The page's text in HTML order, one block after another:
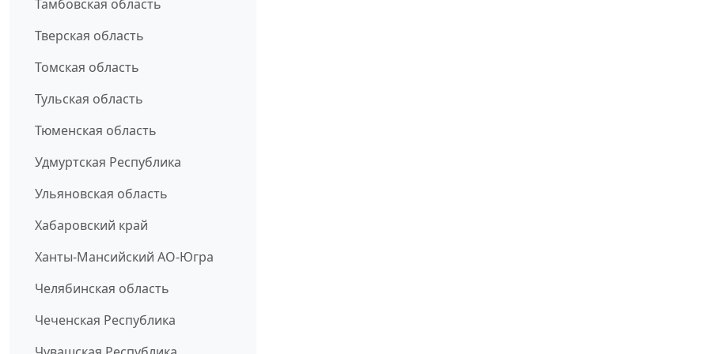
Тамбовская область
Тверская область
Томская область
Тульская область
Тюменская область
Удмуртская Республика
Ульяновская область
Хабаровский край
Ханты-Мансийский АО-Югра
Челябинская область
Чеченская Республика